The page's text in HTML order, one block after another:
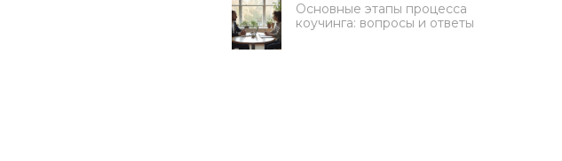
Основные этапы процесса
коучинга: вопросы и ответы